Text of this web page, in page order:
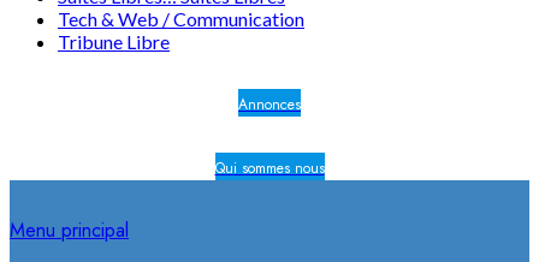
Tech & Web / Communication
Tribune Libre
Annonces
Qui sommes nous
Menu principal